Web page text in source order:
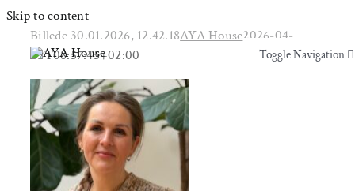
Skip to content
Toggle Navigation
Yoga & Bevægelse
Behandling
Toggle Navigation
Yoga & Bevægelse
Behandling
Billede 30.01.2026, 12.42.18AYA House2026-04-
09T08:57:45+02:00